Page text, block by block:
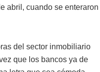
abril, cuando se enteraron
del sector inmobiliario
que los bancos ya de